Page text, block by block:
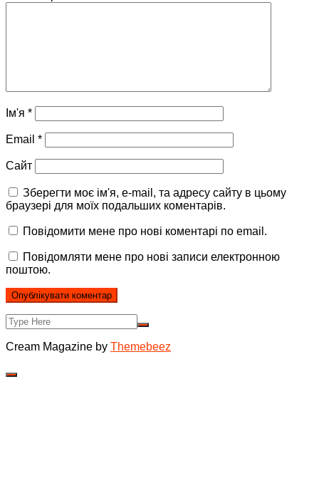
Ім'я *
Email *
Сайт
Зберегти моє ім'я, e-mail, та адресу сайту в цьому
браузері для моїх подальших коментарів.
Повідомити мене про нові коментарі по email.
Повідомляти мене про нові записи електронною
поштою.
Cream Magazine by Themebeez